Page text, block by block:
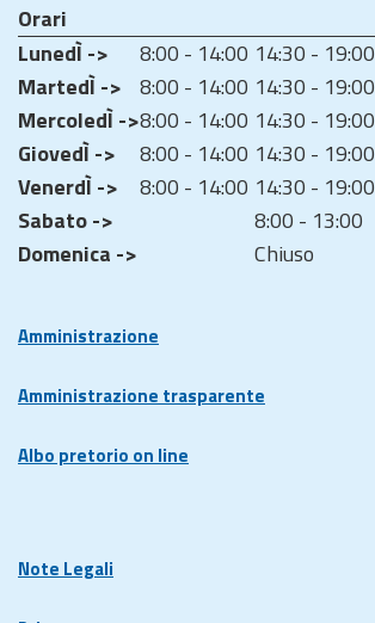
Orari
LunedÌ ->
8:00 - 14:00 14:30 - 19:00
MartedÌ -> 8:00 - 14:00 14:30 - 19:00
MercoledÌ ->8:00 - 14:00 14:30 - 19:00
GiovedÌ ->
8:00 - 14:00 14:30 - 19:00
VenerdÌ ->
8:00 - 14:00 14:30 - 19:00
Sabato ->
8:00 - 13:00
Domenica ->
Chiuso
Amministrazione
Amministrazione trasparente
Albo pretorio on line
Note Legali